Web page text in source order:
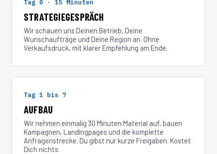
Tag 0 · 15 Minuten
STRATEGIEGESPRÄCH
Wir schauen uns Deinen Betrieb, Deine
Wunschaufträge und Deine Region an. Ohne
Verkaufsdruck, mit klarer Empfehlung am Ende.
Tag 1 bis 7
AUFBAU
Wir nehmen einmalig 30 Minuten Material auf, bauen
Kampagnen, Landingpages und die komplette
Anfragenstrecke. Du gibst nur kurze Freigaben. Kostet
Dich nichts.